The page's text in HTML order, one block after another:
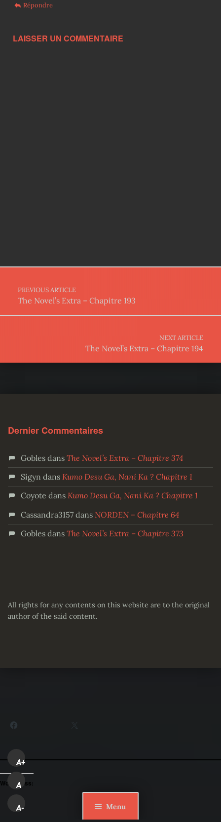
Menu
Répondre
LAISSER UN COMMENTAIRE
Post navigation
PREVIOUS ARTICLE
The Novel’s Extra – Chapitre 193
NEXT ARTICLE
The Novel’s Extra – Chapitre 194
Dernier Commentaires
Goblesdans The Novel’s Extra – Chapitre 374
Sigyn dans Kumo Desu Ga, Nani Ka ? Chapitre 1
Coyote dans Kumo Desu Ga, Nani Ka ? Chapitre 1
Cassandra3157dans NORDEN – Chapitre 64
Goblesdans The Novel’s Extra – Chapitre 373
All rights for any contents on this website are to the original
author of the said content.
A+
A
A-
WordPress: